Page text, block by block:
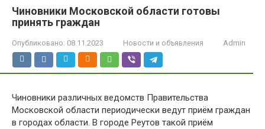
Чиновники Московской области готовы
принять граждан
Опубликовано: 08.11.2023 Новости и объявления Admin
Чиновники различных ведомств Правительства
Московской области периодически ведут приём граждан
в городах области. В городе Реутов такой приём